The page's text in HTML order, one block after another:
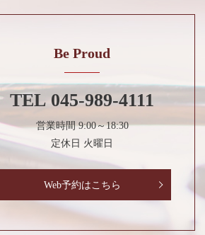
Be Proud
TEL045-989-4111
営業時間 9:00～18:30
定休日 火曜日
Web予約はこちら